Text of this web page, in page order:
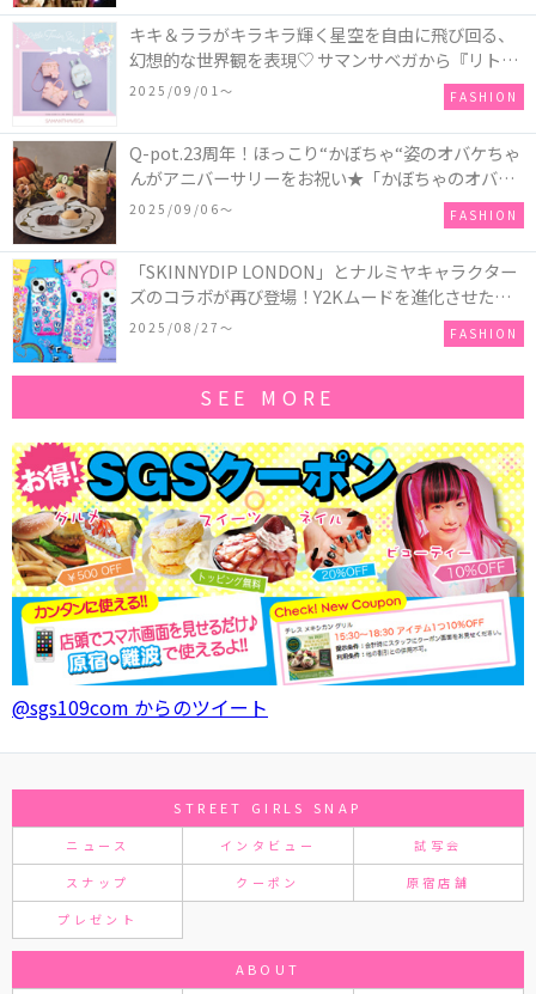
キキ＆ララがキラキラ輝く星空を自由に飛び回る、
幻想的な世界観を表現♡ サマンサベガから『リトル
ツインスターズ』50周年アニバーサリーイヤー』を
2025/09/01〜 FASHION
Q-pot.23周年！ほっこり“かぼちゃ“姿のオバケちゃ
んがアニバーサリーをお祝い★「かぼちゃのオバケ
ーキアクセサリー」が新発売！Q-pot CAFE.では
「かぼちゃのオバケーキプレート」も登場
2025/09/06〜 FASHION
「SKINNYDIP LONDON」とナルミヤキャラクター
ズのコラボが再び登場！Y2Kムードを進化させた新
作コレクションを発売♪
2025/08/27〜 FASHION
SEE MORE
@sgs109com からのツイート
STREET GIRLS SNAP
ニュース インタビュー 試写会
スナップ クーポン 原宿店舗
プレゼント
ABOUT